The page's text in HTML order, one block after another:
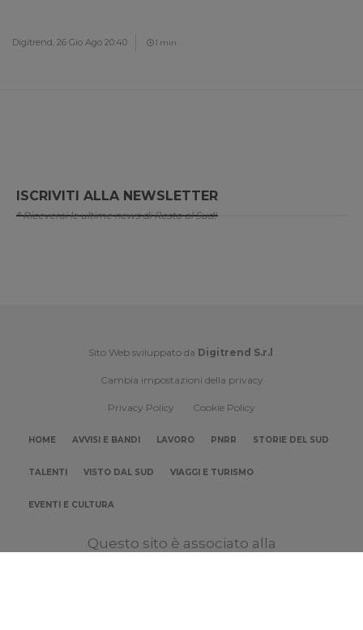
Digitrend, 26 Gio Ago 20:40 1 min
ISCRIVITI ALLA NEWSLETTER
* Riceverai le ultime news di Resto al Sud!
Sito Web sviluppato da Digitrend S.r.l .
Cambia impostazioni della privacy
Privacy Policy Cookie Policy
HOME AVVISI E BANDI LAVORO PNRR STORIE DEL SUD
TALENTI VISTO DAL SUD VIAGGI E TURISMO
EVENTI E CULTURA
Questo sito è associato alla